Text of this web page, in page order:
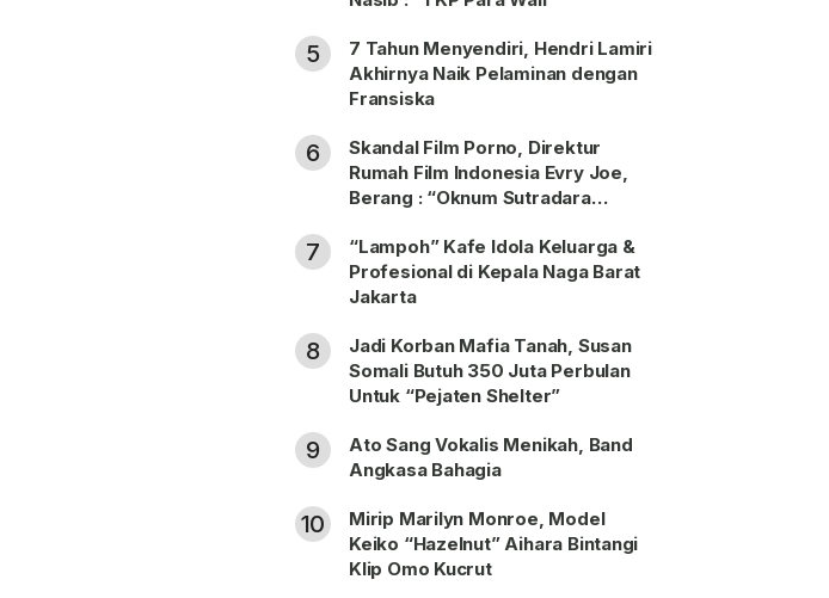
5
7 Tahun Menyendiri, Hendri Lamiri
Akhirnya Naik Pelaminan dengan
Fransiska
6
Skandal Film Porno, Direktur
Rumah Film Indonesia Evry Joe,
Berang : “Oknum Sutradara
7
“Lampoh” Kafe Idola Keluarga &
Profesional di Kepala Naga Barat
Jakarta
8
Jadi Korban Mafia Tanah, Susan
Somali Butuh 350 Juta Perbulan
Untuk “Pejaten Shelter”
9
Ato Sang Vokalis Menikah, Band
Angkasa Bahagia
10
Mirip Marilyn Monroe, Model
Keiko “Hazelnut” Aihara Bintangi
Klip Omo Kucrut